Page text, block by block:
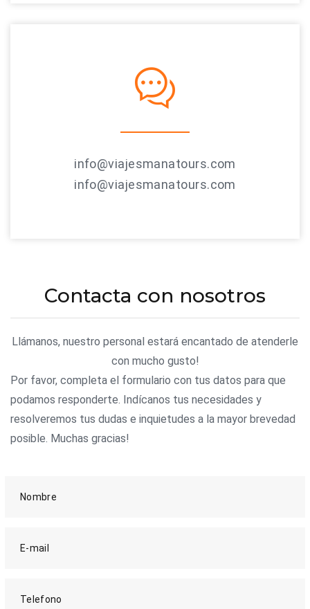
info@viajesmanatours.com
info@viajesmanatours.com
Contacta con nosotros
Llámanos, nuestro personal estará encantado de atenderle
con mucho gusto!
Por favor, completa el formulario con tus datos para que
podamos responderte. Indícanos tus necesidades y
resolveremos tus dudas e inquietudes a la mayor brevedad
posible. Muchas gracias!
Nombre
E-mail
Telefono